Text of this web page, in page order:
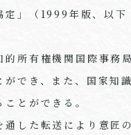
定」（1999年版、以
所有権機関国際事務
ができ、また、国家知
とができる。
した転送により意匠